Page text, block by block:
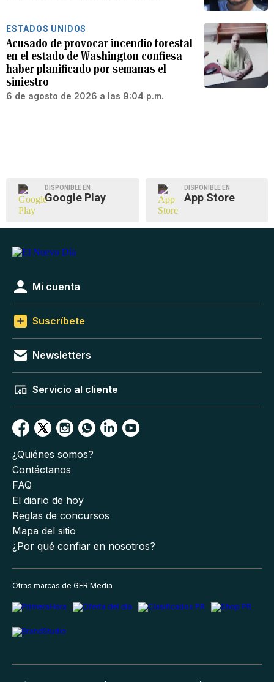
ESTADOS UNIDOS
Acusado de provocar incendio forestal
en el estado de Washington confiesa
haber planificado por semanas el
siniestro
6 de agosto de 2026 a las 9:04 p.m.
DISPONIBLE EN
Google Play
DISPONIBLE EN
App Store
Mi cuenta
Suscríbete
Newsletters
Servicio al cliente
¿Quiénes somos?
Contáctanos
FAQ
El diario de hoy
Reglas de concursos
Mapa del sitio
¿Por qué confiar en nosotros?
Otras marcas de GFR Media